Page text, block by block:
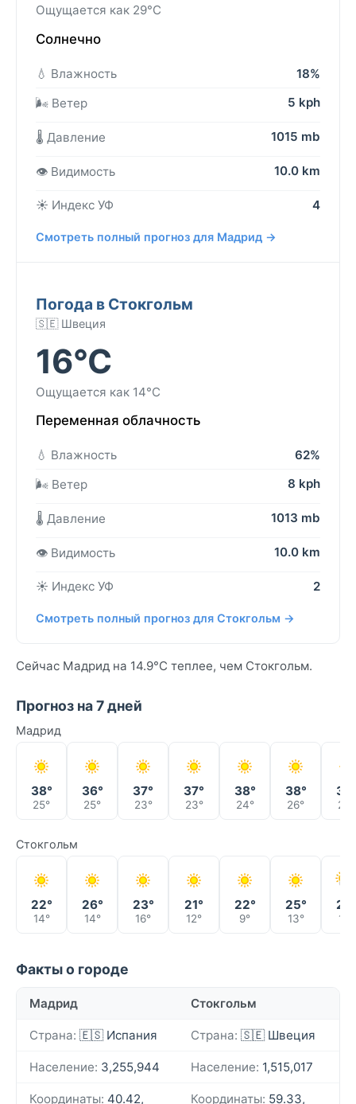
Ощущается как 29°C
Солнечно
💧 Влажность
18%
🌬️ Ветер
5 kph
🌡️ Давление 1015 mb
👁️ Видимость 10.0 km
☀️ Индекс УФ 4
Смотреть полный прогноз для Мадрид →
Погода в Стокгольм
🇸🇪 Швеция
16°C
Ощущается как 14°C
Переменная облачность
💧 Влажность
62%
🌬️ Ветер
8 kph
🌡️ Давление 1013 mb
👁️ Видимость 10.0 km
☀️ Индекс УФ 2
Смотреть полный прогноз для Стокгольм →
Сейчас Мадрид на 14.9°C теплее, чем Стокгольм.
Прогноз на 7 дней
Мадрид
38°
25°
36°
25°
37°
23°
37°
23°
38°
24°
38°
26° 26°
Стокгольм
22°
14°
26°
14°
23°
16°
21°
12°
22°
9°
25°
13° 16°
Факты о городе
Мадрид Стокгольм
Страна: 🇪🇸 Испания Страна: 🇸🇪 Швеция
Население: 3,255,944 Население: 1,515,017
Координаты: 40.42, Координаты: 59.33,